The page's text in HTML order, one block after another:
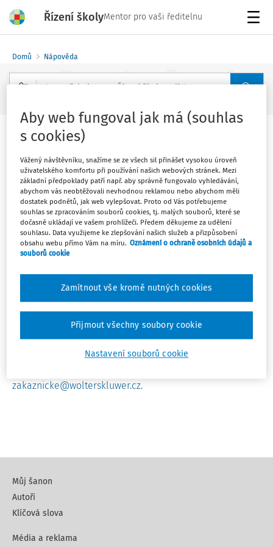
Řízení školyMentor pro vaši ředitelnu
Domů Nápověda
Rozšířené vyhledávání
Změna nastavení licencí, přechod na
vyšší verzi
Jaké máte aktuální předplatné zjistíte kliknutím na
modré tlačítko vpravo nahoře "Můj profil".
tištěnými a elektronickými časopisy) či Mentor Plus
(kombinace s elektronickými časopisy).
Verze Mentor v sobě neobsahuje časopisy. Lze je tedy
jednotlivě dokoupit jako další licence, anebo využít
zakaznicke@wolterskluwer.cz.
Můj šanon
Autoři
Klíčová slova
Média a reklama
Aby web fungoval jak má (souhlas
s cookies)
Vážený návštěvníku, snažíme se ze všech sil přinášet vysokou úroveň
uživatelského komfortu při používání našich webových stránek. Mezi
základní předpoklady patří např. aby správně fungovalo vyhledávání,
abychom vás neobtěžovali nevhodnou reklamou nebo abychom měli
dostatek podnětů, jak web vylepšovat. Proto od Vás potřebujeme
souhlas se zpracováním souborů cookies, tj. malých souborů, které se
dočasně ukládají ve vašem prohlížeči. Předem děkujeme za udělení
souhlasu. Data využijeme ke zlepšování našich služeb a přizpůsobení
obsahu webu přímo Vám na míru. Oznámení o ochraně osobních údajů a
souborů cookie
Nastavení souborů cookie
Zamítnout vše kromě nutných cookies
Přijmout všechny soubory cookie